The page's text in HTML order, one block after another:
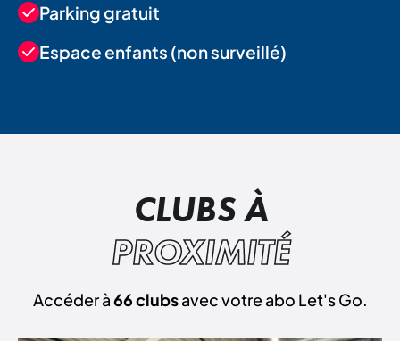
Parking gratuit
Espace enfants (non surveillé)
CLUBS À
PROXIMITÉ
Accéder à66 clubsavec votre abo Let's Go.